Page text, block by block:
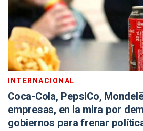
INTERNACIONAL
Coca-Cola, PepsiCo,
empresas, en la mira por
gobiernos para frenar